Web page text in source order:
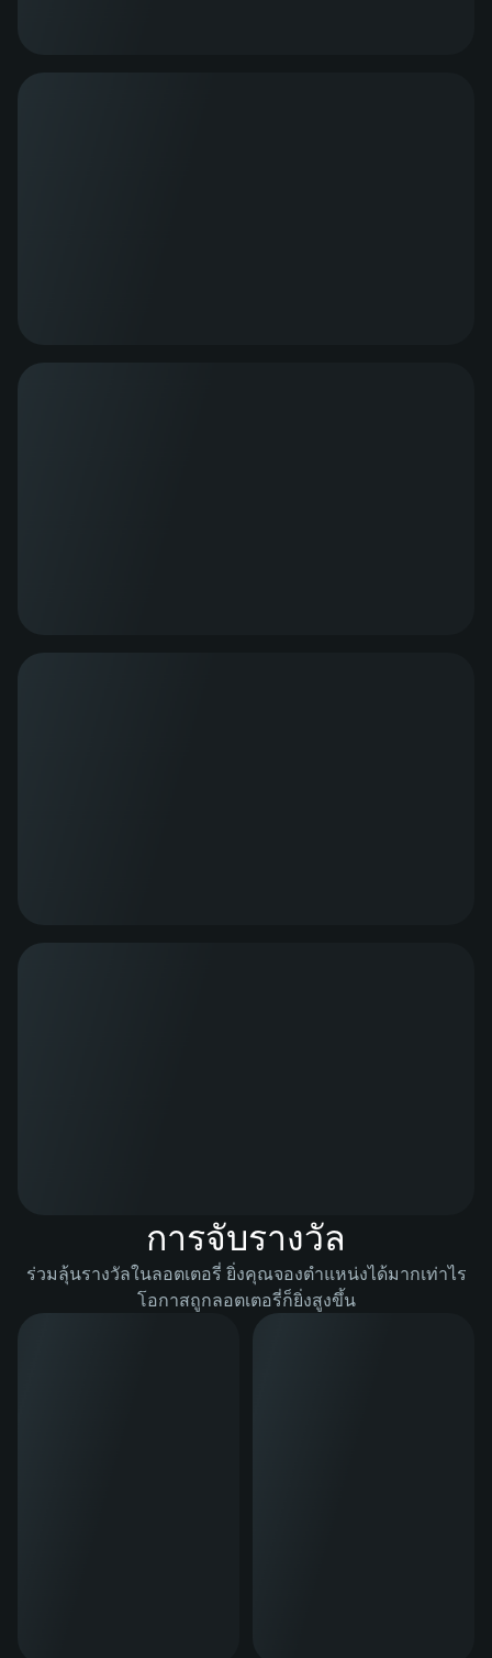
การจับรางวัล
ร่วมลุ้นรางวัลในลอตเตอรี่ ยิ่งคุณจองตำแหน่งได้มากเท่าไร
โอกาสถูกลอตเตอรี่ก็ยิ่งสูงขึ้น